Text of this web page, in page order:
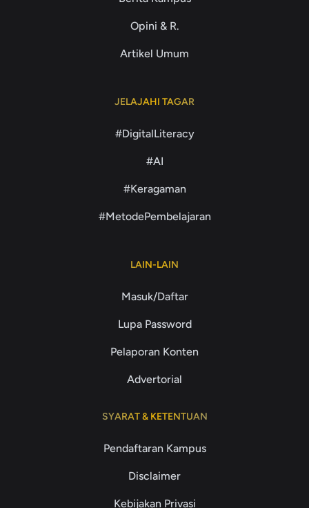
Opini & R.
Artikel Umum
JELAJAHI TAGAR
#DigitalLiteracy
#AI
#Keragaman
#MetodePembelajaran
LAIN-LAIN
Masuk/Daftar
Lupa Password
Pelaporan Konten
Advertorial
SYARAT & KETENTUAN
Pendaftaran Kampus
Disclaimer
Kebijakan Privasi